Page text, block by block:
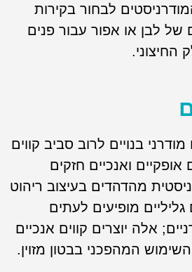
לבחור בקירות
של לבן או אפור עבור פנים
החיצוני.
מודרני בנויים לרוב סביב קווים
אופקיים ואנכיים חזקים
מהדהדים בעיצוב ריהוט
גליליים מופיעים לעתים
אלה יוצרים קווים אנכיים
המהפכני בבטון מזוין.